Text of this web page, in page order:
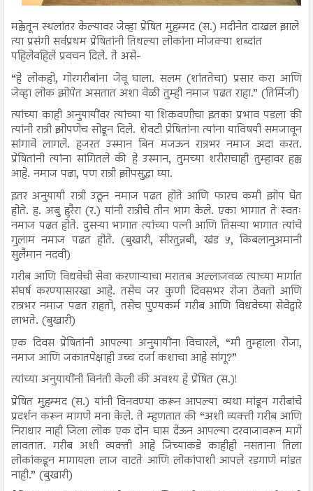
मक्केतून स्थलांतर केल्यावर जेव्हा प्रेषित मुहम्मद (स.) मदीनेत दाखल झाले
त्या प्रसंगी सर्वप्रथम प्रेषितांनी तिथल्या लोकांना मोजक्या शब्दांत
पहिलेवहिले प्रवचन दिले. ते असे-
“हे लोकहो, गोरगरीबांना जेवू घाला. सलम (शांततेचा) प्रसार करा आणि
जेव्हा लोक झोपेत असतात अशा वेळी तुम्ही नमाज पढत राहा.” (तिर्मिजी)
त्यांच्या काही अनुयायींवर त्यांच्या या शिकवणीचा इतका प्रभाव पडला की
त्यांनी रात्री झोपणेच सोडून दिले. शेवटी प्रेषितांना त्यांना याविषयी समजावून
सांगावे लागले. हजरत उस्मान बिन मजऊन रात्रभर नमाज अदा करत.
प्रेषितांनी त्यांना सांगितले की हे उस्मान, तुमच्या शरीराचाही तुम्हावर हक्क
आहे. नमाज पढा, पण रात्री झोपसुद्धा घ्या.
इतर अनुयायी रात्री उठून नमाज पढत होते आणि फारच कमी झोप घेत
होते. ह. अबु हुरैरा (र.) यांनी रात्रीचे तीन भाग केले. एका भागात ते स्वतः
नमाज पढत होते. दुसऱ्या भागात त्यांच्या पत्नी आणि तिसऱ्या भागात त्यांचे
गुलाम नमाज पढत होते. (बुखारी, सीरतुन्नबी, खंड ५, किबलानुअमानी
सुलैमान नदवी)
गरीब आणि विधवेची सेवा करणाऱ्याचा मरातब अल्लाजवळ त्याच्या मार्गात
संघर्ष करण्यासारखा आहे. तसेच जर कुणी दिवसभर रोजा ठेवतो आणि
रात्रभर नमाज पढत राहतो, तसेच पुण्यकर्म गरीब आणि विधवेच्या सेवेद्वारे
लाभते. (बुखारी)
एक दिवस प्रेषितांनी आपल्या अनुयायींना विचारले, “मी तुम्हाला रोजा,
नमाज आणि जकातपेक्षाही उच्च दर्जा कशाचा आहे सांगू?”
त्यांच्या अनुयायींनी विनंती केली की अवश्य हे प्रेषित (स.)!
प्रेषित मुहम्मद (स.) यांनी विनवण्या करून आपल्या व्यथा मांडून गरीबांचे
प्रदर्शन करून मागणे मना केले. ते म्हणतात की “अशी व्यक्ती गरीब आणि
निराधार नाही जिला लोक एक दोन घास देऊन आपल्या दरवाजावरून मागे
लावतात. गरीब अशी व्यक्ती आहे जिच्याकडे काहीही नसताना तिला
लोकांकडून मागायला लाज वाटते आणि लोकांपाशी आपले रडगाणे मांडत
नाही.” (बुखारी)